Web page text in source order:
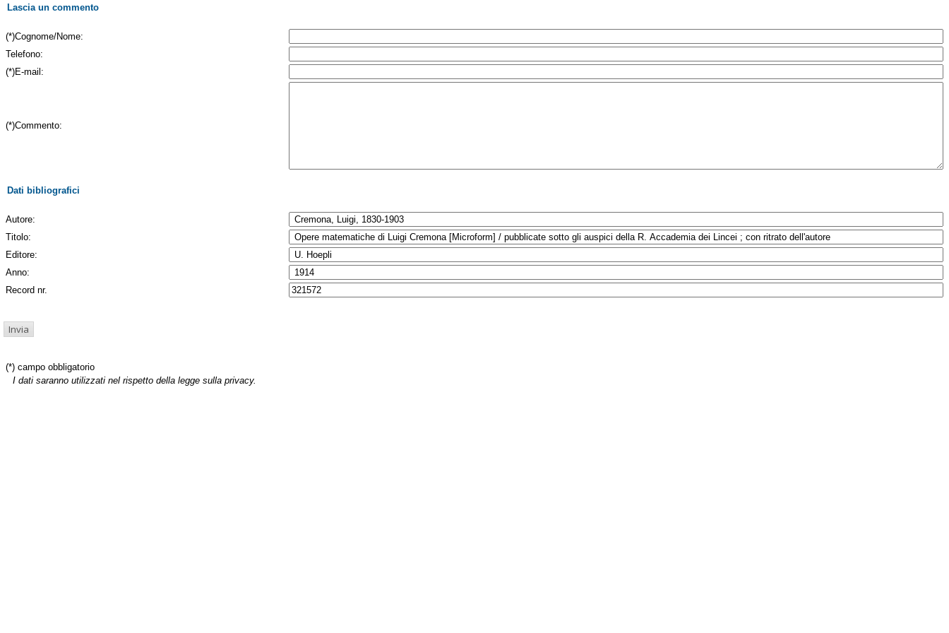
Lascia un commento
(*)Cognome/Nome:
Telefono:
(*)E-mail:
(*)Commento:
Dati bibliografici
Autore:
Titolo:
Editore:
Anno:
Record nr.
(*) campo obbligatorio
I dati saranno utilizzati nel rispetto della legge sulla privacy.